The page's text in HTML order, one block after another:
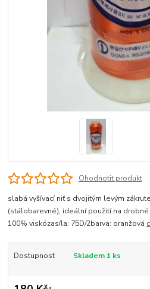
Ohodnotit produkt
slabá vyšívací niť s dvojitým levým
(stálobarevné), ideální použití na
100% viskózasíla: 75D/2barva: oranžová
Dostupnost Skladem 1 ks